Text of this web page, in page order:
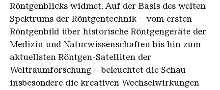
Röntgenblicks widmet. Auf der Basis des weiten
Spektrums der Röntgentechnik – vom ersten
Röntgenbild über historische Röntgengeräte der
Medizin und Naturwissenschaften bis hin zum
aktuellsten Röntgen-Satelliten der
Weltraumforschung – beleuchtet die Schau
insbesondere die kreativen Wechselwirkungen